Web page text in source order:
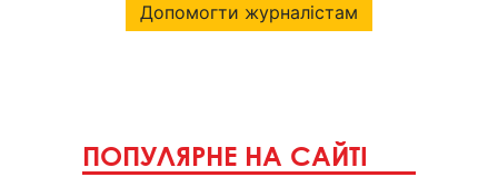
Допомогти журналістам
ПОПУЛЯРНЕ НА САЙТІ